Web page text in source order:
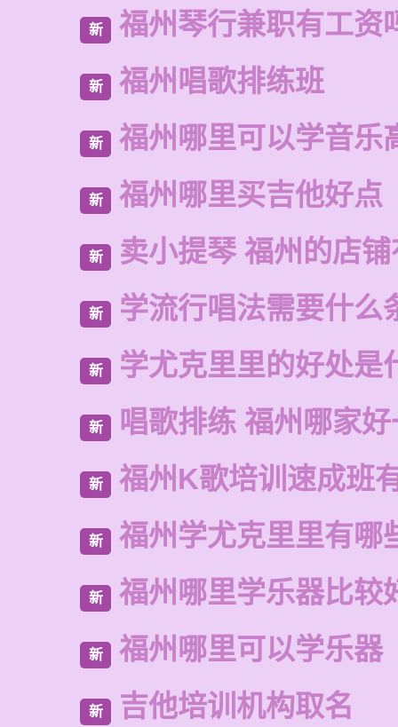
新 福州琴行兼职有工资
新 福州唱歌排练班
新 福州哪里可以学音乐
新 福州哪里买吉他好点
新 卖小提琴 福州的店
新 学流行唱法需要什么
新 学尤克里里的好处是
新 唱歌排练 福州哪家
新 福州K歌培训速成班
新 福州学尤克里里有哪
新 福州哪里学乐器比较
新 福州哪里可以学乐器
新 吉他培训机构取名